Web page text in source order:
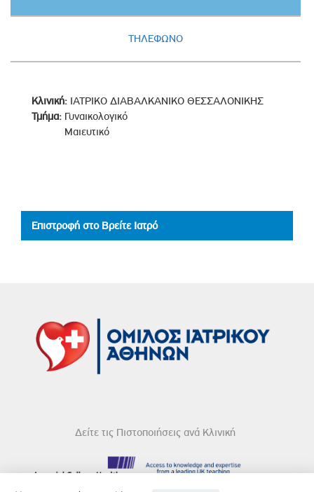
ΤΗΛΕΦΩΝΟ
Κλινική: ΙΑΤΡΙΚΟ ΔΙΑΒΑΛΚΑΝΙΚΟ ΘΕΣΣΑΛΟΝΙΚΗΣ
Τμήμα: Γυναικολογικό
Μαιευτικό
Επιστροφή στο Βρείτε Ιατρό
Δείτε τις Πιστοποιήσεις ανά Κλινική